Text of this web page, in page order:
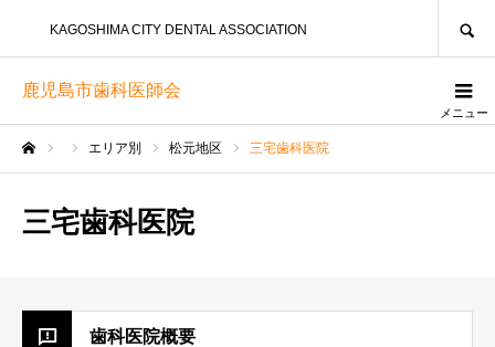
鹿児島市歯科医師会
KAGOSHIMA CITY DENTAL ASSOCIATION
メニュー
エリア別 松元地区 三宅歯科医院
三宅歯科医院
歯科医院概要